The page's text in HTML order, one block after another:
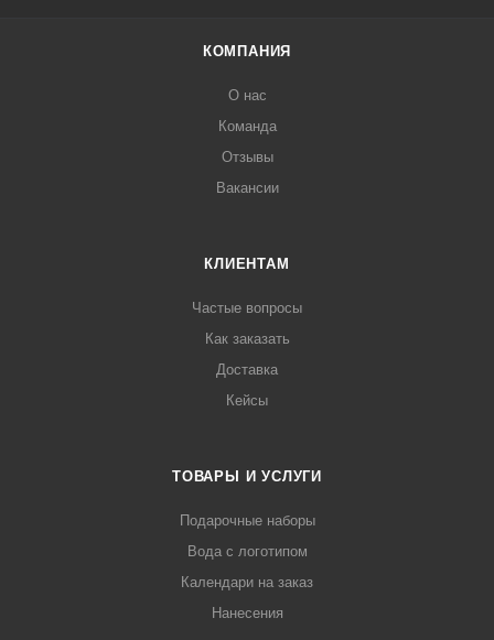
КОМПАНИЯ
О нас
Команда
Отзывы
Вакансии
КЛИЕНТАМ
Частые вопросы
Как заказать
Доставка
Кейсы
ТОВАРЫ И УСЛУГИ
Подарочные наборы
Вода с логотипом
Календари на заказ
Нанесения